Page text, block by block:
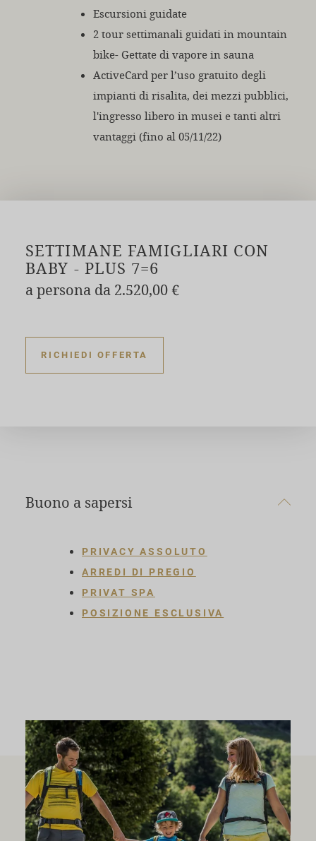
Escursioni guidate
2 tour settimanali guidati in mountain
bike- Gettate di vapore in sauna
ActiveCard per l’uso gratuito degli
impianti di risalita, dei mezzi pubblici,
l'ingresso libero in musei e tanti altri
vantaggi (fino al 05/11/22)
SETTIMANE FAMIGLIARI CON
BABY - PLUS 7=6
a persona da 2.520,00 €
RICHIEDI OFFERTA
Buono a sapersi
PRIVACY ASSOLUTO
ARREDI DI PREGIO
PRIVAT SPA
POSIZIONE ESCLUSIVA